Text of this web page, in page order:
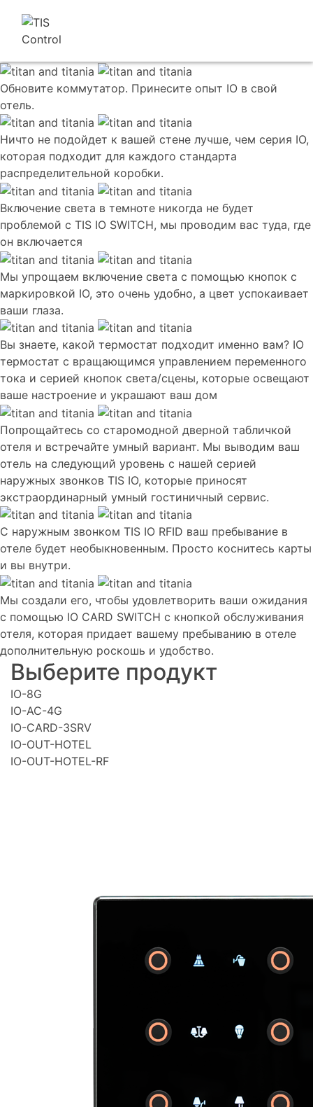
Обновите коммутатор. Принесите опыт IO в свой
отель.
Ничто не подойдет к вашей стене лучше, чем серия IO,
которая подходит для каждого стандарта
распределительной коробки.
Включение света в темноте никогда не будет
проблемой с TIS IO SWITCH, мы проводим вас туда, где
он включается
Мы упрощаем включение света с помощью кнопок с
маркировкой IO, это очень удобно, а цвет успокаивает
ваши глаза.
Вы знаете, какой термостат подходит именно вам? IO
термостат с вращающимся управлением переменного
тока и серией кнопок света/сцены, которые освещают
ваше настроение и украшают ваш дом
Попрощайтесь со старомодной дверной табличкой
отеля и встречайте умный вариант. Мы выводим ваш
отель на следующий уровень с нашей серией
наружных звонков TIS IO, которые приносят
экстраординарный умный гостиничный сервис.
С наружным звонком TIS IO RFID ваш пребывание в
отеле будет необыкновенным. Просто коснитесь карты
и вы внутри.
Мы создали его, чтобы удовлетворить ваши ожидания
с помощью IO CARD SWITCH с кнопкой обслуживания
отеля, которая придает вашему пребыванию в отеле
дополнительную роскошь и удобство.
Выберите продукт
IO-8G
IO-AC-4G
IO-CARD-3SRV
IO-OUT-HOTEL
IO-OUT-HOTEL-RF